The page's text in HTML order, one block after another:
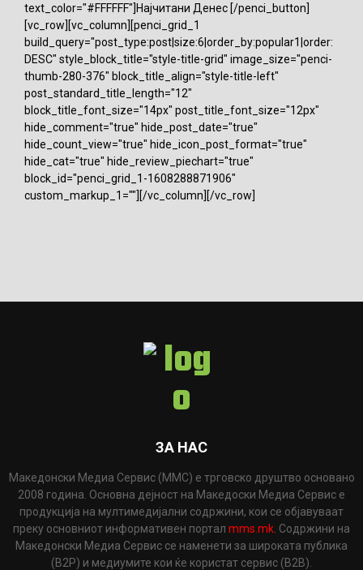
text_color="#FFFFFF"]Најчитани Денес [/penci_button]
[vc_row][vc_column][penci_grid_1
build_query="post_type:post|size:6|order_by:popular1|order:
DESC" style_block_title="style-title-grid" image_size="penci-
thumb-280-376" block_title_align="style-title-left"
post_standard_title_length="12"
block_title_font_size="14px" post_title_font_size="12px"
hide_comment="true" hide_post_date="true"
hide_count_view="true" hide_icon_post_format="true"
hide_cat="true" hide_review_piechart="true"
block_id="penci_grid_1-1608288871906"
custom_markup_1=""][/vc_column][/vc_row]
ЗА НАС
Македонски Медиа Сервис (ММС) е трговско друштво основано
2008 година. Основна дејност на Македоски Медиа Сервис е
продукција на мултимедијални содржини, кои се објавуваат
преку основниот информативен портал mms.mk . Содржини на
Македонски Медиа Сервис се наменети за широката публика
(B2P) и медиумите кои ќе користат сервис (B2B).